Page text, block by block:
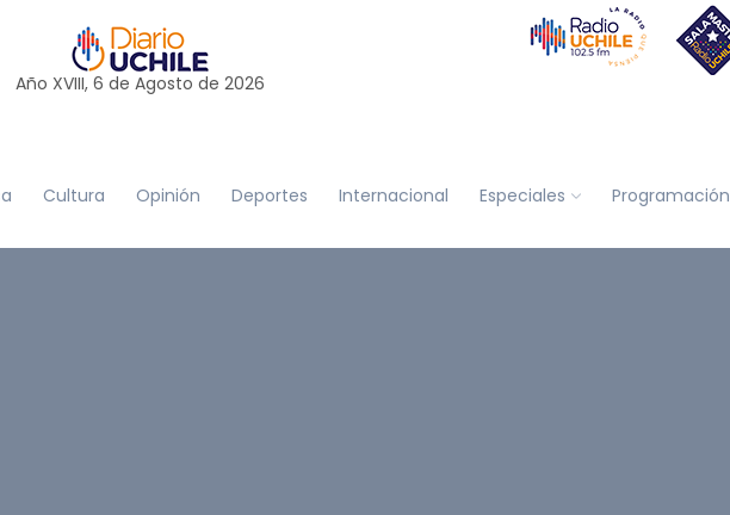
Año XVIII, 6 de Agosto de 2026
Cultura Opinión Deportes Internacional Especiales Programación